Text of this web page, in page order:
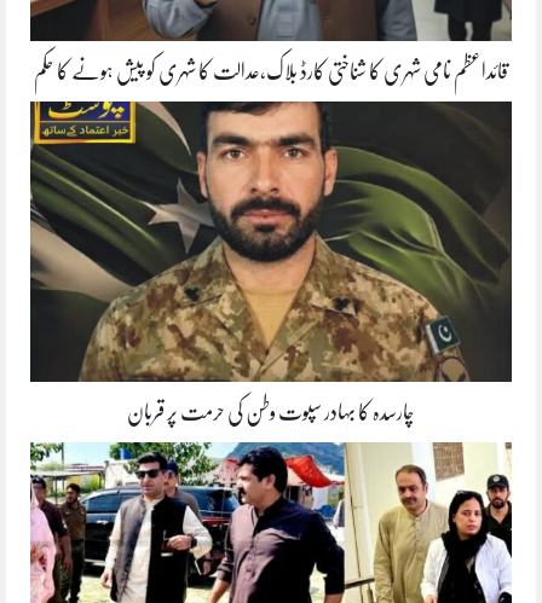
قائداعظم نامی شہری کا شناختی کارڈ بلاک،عدالت کا شہری کو پیش ہونے کا حکم
چارسدہ کا بہادر سپوت وطن کی حرمت پر قربان